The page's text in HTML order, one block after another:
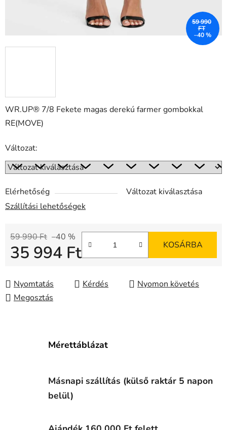
WR.UP® 7/8 Fekete magas derekú farmer gombokkal
RE(MOVE)
Változat:
Elérhetőség
Változat kiválasztása
Szállítási lehetőségek
59 990 Ft –40 %
35 994 Ft KOSÁRBA
Nyomtatás Kérdés
Nyomon követés
Megosztás
59 990
FT
–40 %
Mérettáblázat
Másnapi szállítás (külső raktár 5 napon
belül)